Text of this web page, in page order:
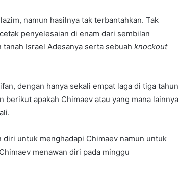
namun hasilnya tak terbantahkan. Tak
penyelesaian di enam dari sembilan
tanah Israel Adesanya serta sebuah knockout
dengan hanya sekali empat laga di tiga tahun
apakah Chimaev atau yang mana lainnya
untuk menghadapi Chimaev namun untuk
menawan diri pada minggu